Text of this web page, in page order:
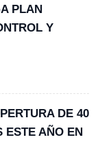
PLAN
Y
DE 40
ESTE AÑO EN